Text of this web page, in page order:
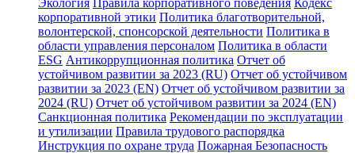
Экология Правила корпоративного поведения Кодекс
корпоративной этики Политика благотворительной,
волонтерской, спонсорской деятельности Политика в
области управления персоналом Политика в области
ESG Антикоррупционная политика Отчет об
устойчивом развитии за 2023 (RU) Отчет об устойчивом
развитии за 2023 (EN) Отчет об устойчивом развитии за
2024 (RU) Отчет об устойчивом развитии за 2024 (EN)
Санкционная политика Рекомендации по эксплуатации
и утилизации Правила трудового распорядка
Инструкция по охране труда Пожарная Безопасность